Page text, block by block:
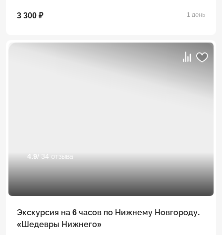
3 300 ₽ 1 день
4.9/ 34 отзыва
Экскурсия на 6 часов по Нижнему Новгороду.
«Шедевры Нижнего»